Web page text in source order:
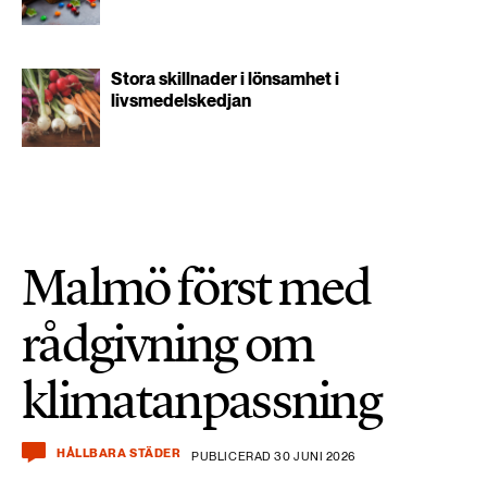
Stora skillnader i lönsamhet i
livsmedelskedjan
Malmö först med
rådgivning om
klimatanpassning
HÅLLBARA STÄDER PUBLICERAD 30 JUNI 2026